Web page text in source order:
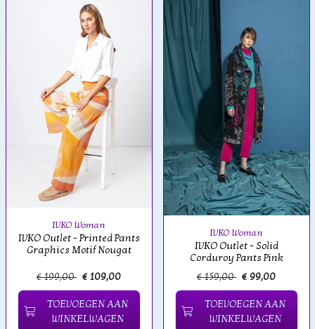
IVKO Woman
IVKO Outlet - Printed Pants
Graphics Motif Nougat
€ 199,00 € 109,00
TOEVOEGEN AAN
WINKELWAGEN
IVKO Woman
IVKO Outlet - Solid
Corduroy Pants Pink
€ 159,00 € 99,00
TOEVOEGEN AAN
WINKELWAGEN